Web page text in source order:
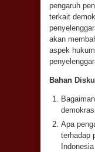
pengaruh
terkait
akan
aspek
Bahan
Apa
terhadap